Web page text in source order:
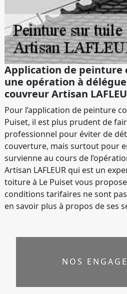
Application de peinture
une opération à
couvreur Artisan
Pour l’application de peinture
Puiset, il est plus prudent de
professionnel pour éviter de
couverture, mais surtout pour
survienne au cours de
Artisan LAFLEUR qui est un
toiture à Le Puiset vous propose
conditions tarifaires ne sont
en savoir plus à propos de ses
NOS